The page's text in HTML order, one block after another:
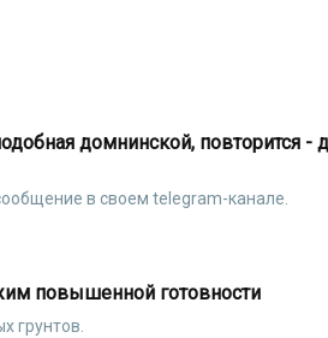
домнинской, повторится -
в своем telegram-канале.
повышенной готовности
грунтов.